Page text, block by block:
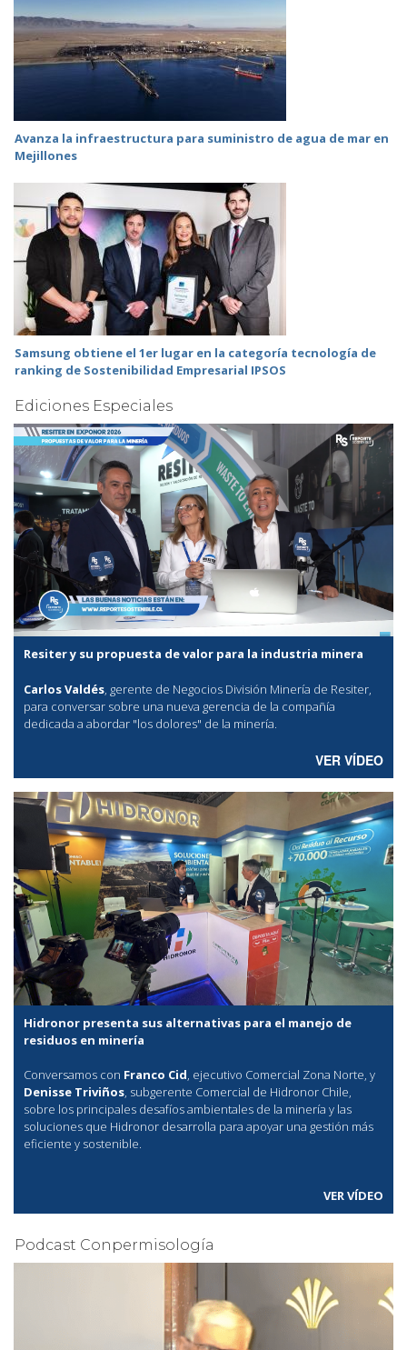
Avanza la infraestructura para suministro de agua de mar en
Mejillones
Samsung obtiene el 1er lugar en la categoría tecnología de
ranking de Sostenibilidad Empresarial IPSOS
Ediciones Especiales
Resiter y su propuesta de valor para la industria minera
Carlos Valdés, gerente de Negocios División Minería de Resiter,
para conversar sobre una nueva gerencia de la compañía
dedicada a abordar "los dolores" de la minería.
VER VÍDEO
Hidronor presenta sus alternativas para el manejo de
residuos en minería
Conversamos con Franco Cid, ejecutivo Comercial Zona Norte, y
Denisse Triviños, subgerente Comercial de Hidronor Chile,
sobre los principales desafíos ambientales de la minería y las
soluciones que Hidronor desarrolla para apoyar una gestión más
eficiente y sostenible.
VER VÍDEO
Podcast Conpermisología